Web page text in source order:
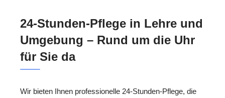
24-Stunden-Pflege in Lehre und
Umgebung – Rund um die Uhr
für Sie da
Wir bieten Ihnen professionelle 24-Stunden-Pflege, die